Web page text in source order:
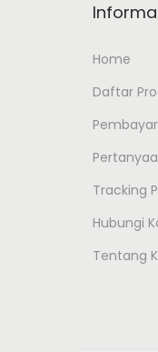
Home
Daftar
Tracking
Hubungi
Tentang